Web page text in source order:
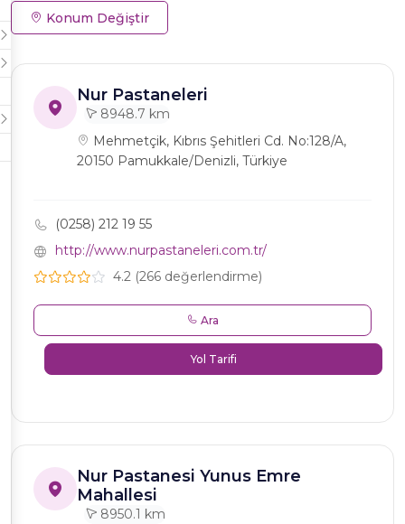
Konum Değiştir
Nur Pastaneleri
8948.7 km
Mehmetçik, Kıbrıs Şehitleri Cd. No:128/A,
20150 Pamukkale/Denizli, Türkiye
(0258) 212 19 55
http://www.nurpastaneleri.com.tr/
4.2 (266 değerlendirme)
Ara
Yol Tarifi
Nur Pastanesi Yunus Emre
Mahallesi
8950.1 km